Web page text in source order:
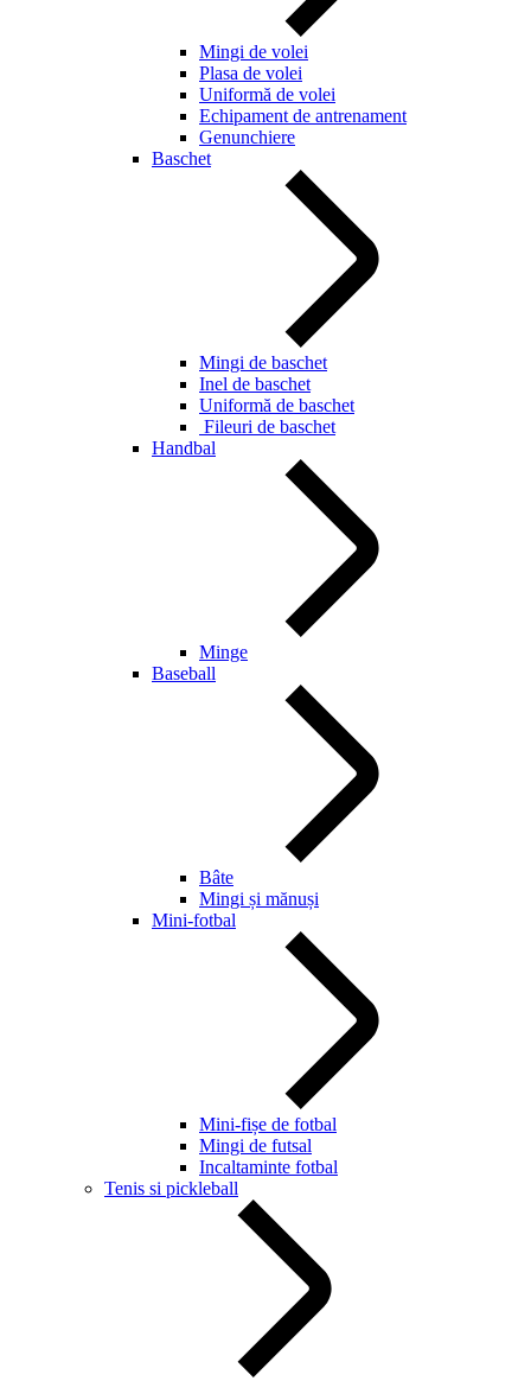
Mingi de volei
Plasa de volei
Uniformă de volei
Echipament de antrenament
Genunchiere
Baschet
Mingi de baschet
Inel de baschet
Uniformă de baschet
Fileuri de baschet
Handbal
Minge
Baseball
Bâte
Mingi și mănuși
Mini-fotbal
Mini-fișe de fotbal
Mingi de futsal
Incaltaminte fotbal
Tenis si pickleball